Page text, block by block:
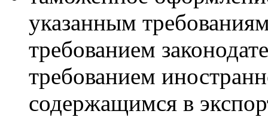
указанным
требованием
требованием
содержащимся в